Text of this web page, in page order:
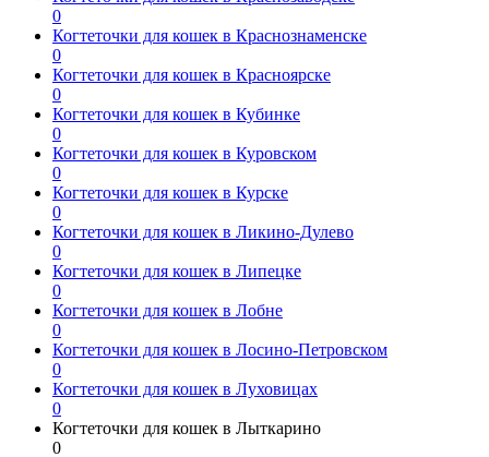
0
Когтеточки для кошек в Краснознаменске
0
Когтеточки для кошек в Красноярске
0
Когтеточки для кошек в Кубинке
0
Когтеточки для кошек в Куровском
0
Когтеточки для кошек в Курске
0
Когтеточки для кошек в Ликино-Дулево
0
Когтеточки для кошек в Липецке
0
Когтеточки для кошек в Лобне
0
Когтеточки для кошек в Лосино-Петровском
0
Когтеточки для кошек в Луховицах
0
Когтеточки для кошек в Лыткарино
0